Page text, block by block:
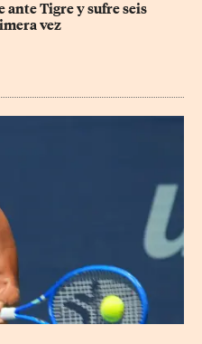
ante Tigre y sufre seis
vez